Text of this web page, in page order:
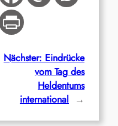
Nächster: Eindrücke
vom Tag des
Heldentums
international →